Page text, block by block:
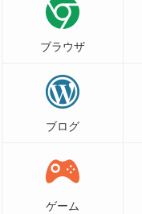
ブラウザ
ブログ
ゲーム